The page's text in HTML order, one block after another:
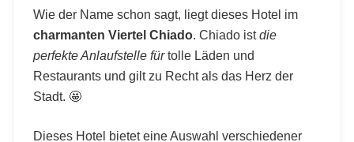
Wie der Name schon sagt, liegt dieses Hotel im
charmanten Viertel Chiado. Chiado istdie
perfekte Anlaufstelle fürtolle Läden und
Restaurants und gilt zu Recht als das Herz der
Stadt. 🤩
Dieses Hotel bietet eine Auswahl verschiedener